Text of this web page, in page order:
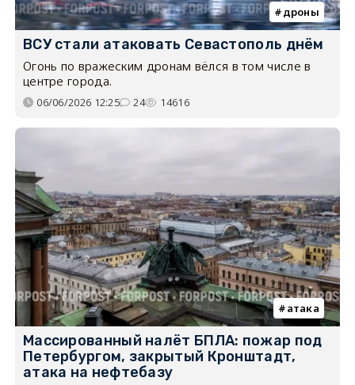
дроны
ВСУ стали атаковать Севастополь днём
Огонь по вражеским дронам вёлся в том числе в
центре города.
06/06/2026 12:25 24 14616
атака
Массированный налёт БПЛА: пожар под
Петербургом, закрытый Кронштадт,
атака на нефтебазу